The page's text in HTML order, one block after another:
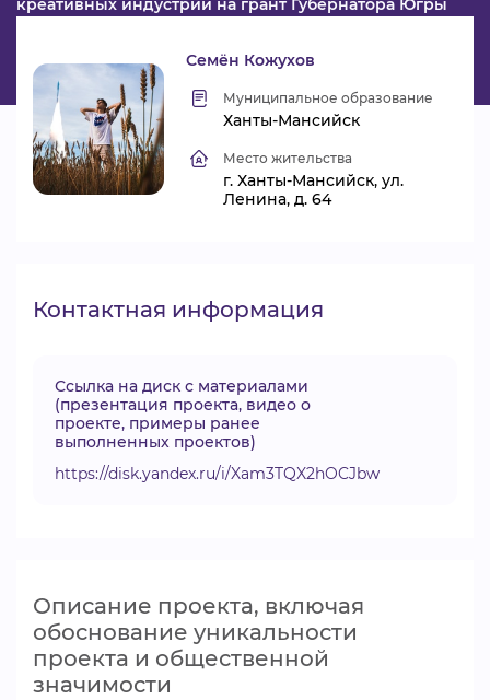
АНАЛИТИКА
БАЗА ЗНАНИЙ
ВИДЕОКУРСЫ
креативных индустрий на грант Губернатора Югры
Семён Кожухов
Муниципальное образование
Ханты-Мансийск
Место жительства
г. Ханты-Мансийск, ул.
Ленина, д. 64
Контактная информация
Ссылка на диск с материалами
(презентация проекта, видео о
проекте, примеры ранее
выполненных проектов)
https://disk.yandex.ru/i/Xam3TQX2hOCJbw
Описание проекта, включая
обоснование уникальности
проекта и общественной
значимости